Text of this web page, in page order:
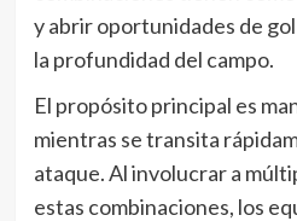
y abrir oportunidades de
la profundidad del campo.
El propósito principal es
mientras se transita
ataque. Al involucrar a
estas combinaciones, los